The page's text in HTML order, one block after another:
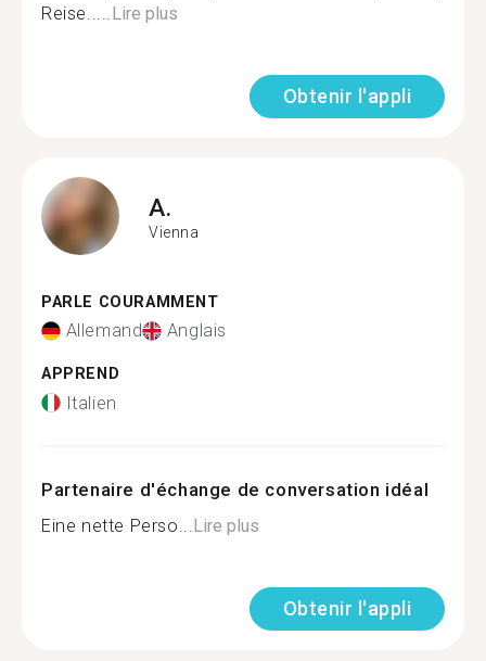
Reise..... Lire plus
Obtenir l'appli
A.
Vienna
PARLE COURAMMENT
Allemand Anglais
APPREND
Italien
Partenaire d'échange de conversation idéal
Eine nette Perso... Lire plus
Obtenir l'appli